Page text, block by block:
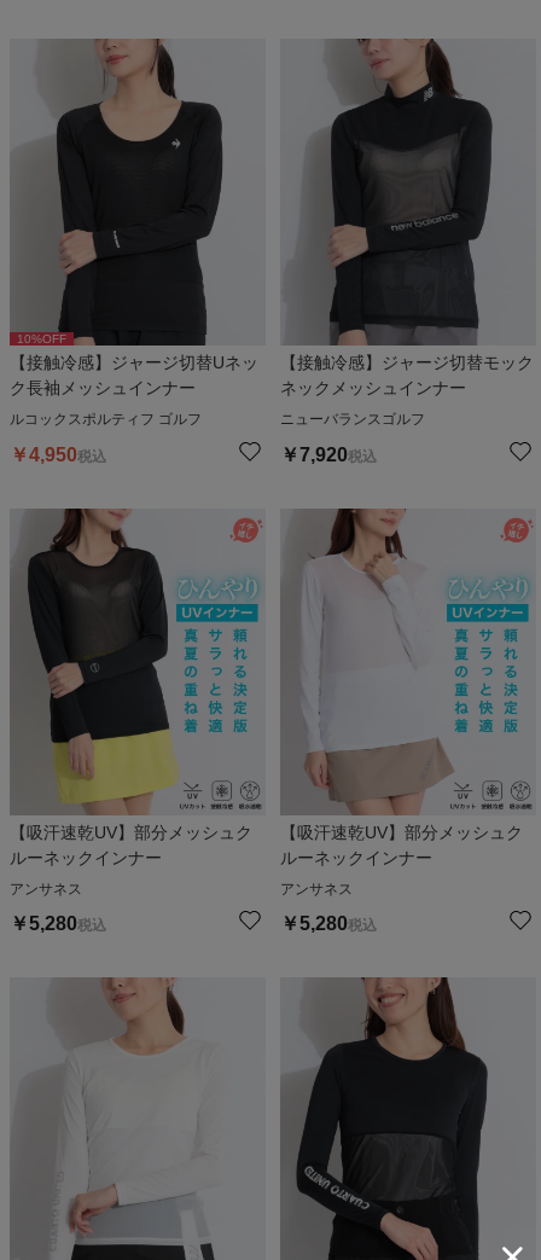
10%OFF
【接触冷感】ジャージ切替Uネッ
ク長袖メッシュインナー
ルコックスポルティフ ゴルフ
￥4,950税込
【接触冷感】ジャージ切替モック
ネックメッシュインナー
ニューバランスゴルフ
￥7,920税込
【吸汗速乾UV】部分メッシュク
ルーネックインナー
アンサネス
￥5,280税込
【吸汗速乾UV】部分メッシュク
ルーネックインナー
アンサネス
￥5,280税込